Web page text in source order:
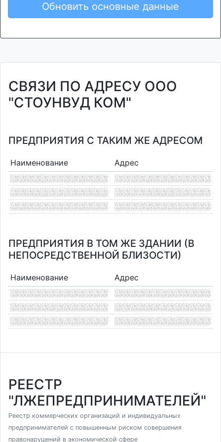
Обновить основные данные
СВЯЗИ ПО АДРЕСУ ООО
"СТОУНВУД КОМ"
ПРЕДПРИЯТИЯ С ТАКИМ ЖЕ АДРЕСОМ
Наименование Адрес
ПРЕДПРИЯТИЯ В ТОМ ЖЕ ЗДАНИИ (В
НЕПОСРЕДСТВЕННОЙ БЛИЗОСТИ)
Наименование Адрес
РЕЕСТР
"ЛЖЕПРЕДПРИНИМАТЕЛЕЙ"
Реестр коммерческих организаций и индивидуальных
предпринимателей с повышенным риском совершения
правонарушений в экономической сфере